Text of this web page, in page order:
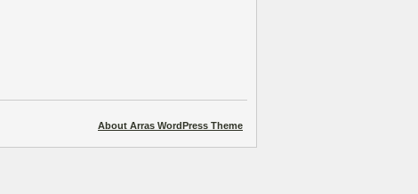
About Arras WordPress Theme